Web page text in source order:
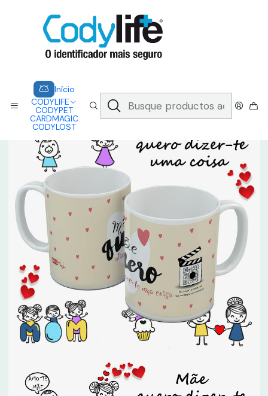
Início
CODYLIFE
CODYPET
CARDMAGIC
CODYLOST
A CODYLIFE PERMITE AOS SOCORRISTAS ACEDER
INSTANTANEAMENTE AOS SEUS DADOS ATRAVÉS DE UM QR CODE
Saber mais